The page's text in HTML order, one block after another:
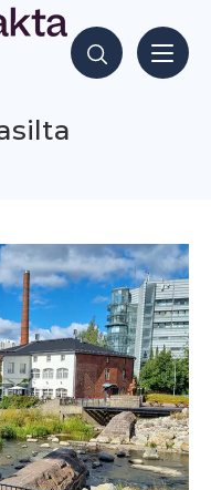
Hae sisältöjä